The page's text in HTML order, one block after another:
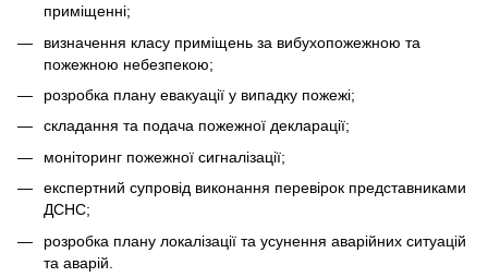
приміщенні;
визначення класу приміщень за вибухопожежною та
пожежною небезпекою;
розробка плану евакуації у випадку пожежі;
складання та подача пожежної декларації;
моніторинг пожежної сигналізації;
експертний супровід виконання перевірок представниками
ДСНС;
розробка плану локалізації та усунення аварійних ситуацій
та аварій.